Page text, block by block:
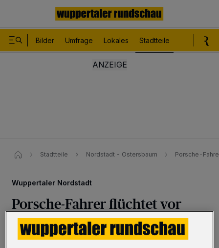
Bilder Umfrage Lokales Stadtteile
Stadtteile Nordstadt - Ostersbaum Porsche-
Wuppertaler Nordstadt
Porsche-Fahrer flüchtet vor
Polizeikontrolle